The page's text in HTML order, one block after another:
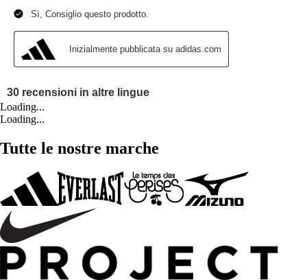
Loading...
Loading...
Tutte le nostre marche